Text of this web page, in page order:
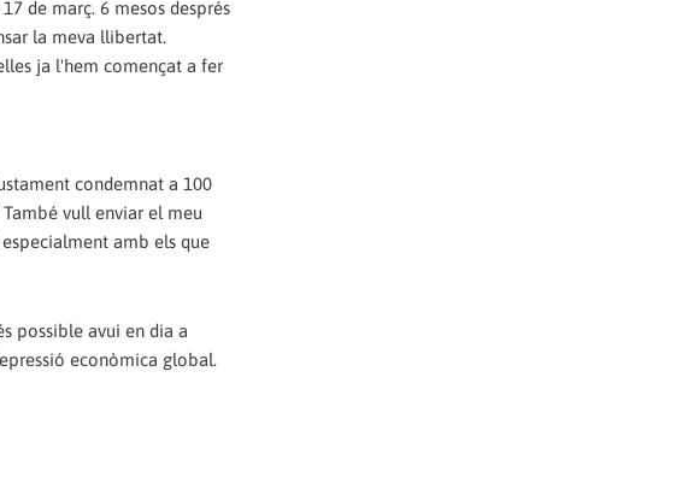
de març. 6 mesos després
la meva llibertat.
ja l'hem començat a fer
condemnat a 100
vull enviar el meu
amb els que
possible avui en dia a
econòmica global.